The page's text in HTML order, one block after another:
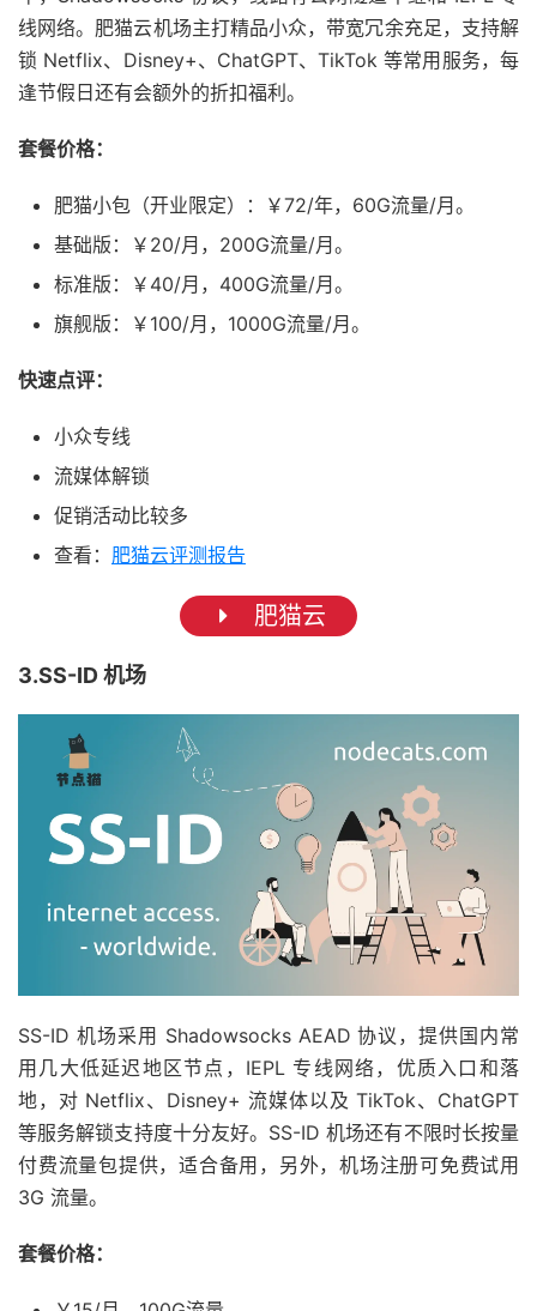
线网络。肥猫云机场主打精品小众，带宽冗余充足，支持解
锁 Netflix、Disney+、ChatGPT、TikTok 等常用服务，每
逢节假日还有会额外的折扣福利。
套餐价格：
肥猫小包（开业限定）：￥72/年，60G流量/月。
基础版：￥20/月，200G流量/月。
标准版：￥40/月，400G流量/月。
旗舰版：￥100/月，1000G流量/月。
快速点评：
小众专线
流媒体解锁
促销活动比较多
查看： 肥猫云评测报告
肥猫云
3.SS-ID 机场
SS-ID 机场采用 Shadowsocks AEAD 协议，提供国内常
用几大低延迟地区节点，IEPL 专线网络，优质入口和落
地，对 Netflix、Disney+ 流媒体以及 TikTok、ChatGPT
等服务解锁支持度十分友好。SS-ID 机场还有不限时长按量
付费流量包提供，适合备用，另外，机场注册可免费试用
3G 流量。
套餐价格：